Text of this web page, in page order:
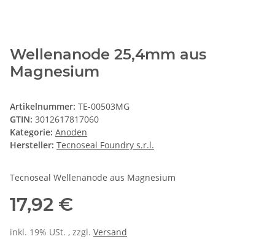
Wellenanode 25,4mm aus
Magnesium
Artikelnummer: TE-00503MG
GTIN: 3012617817060
Kategorie: Anoden
Hersteller: Tecnoseal Foundry s.r.l.
Tecnoseal Wellenanode aus Magnesium
17,92 €
inkl. 19% USt. , zzgl. Versand